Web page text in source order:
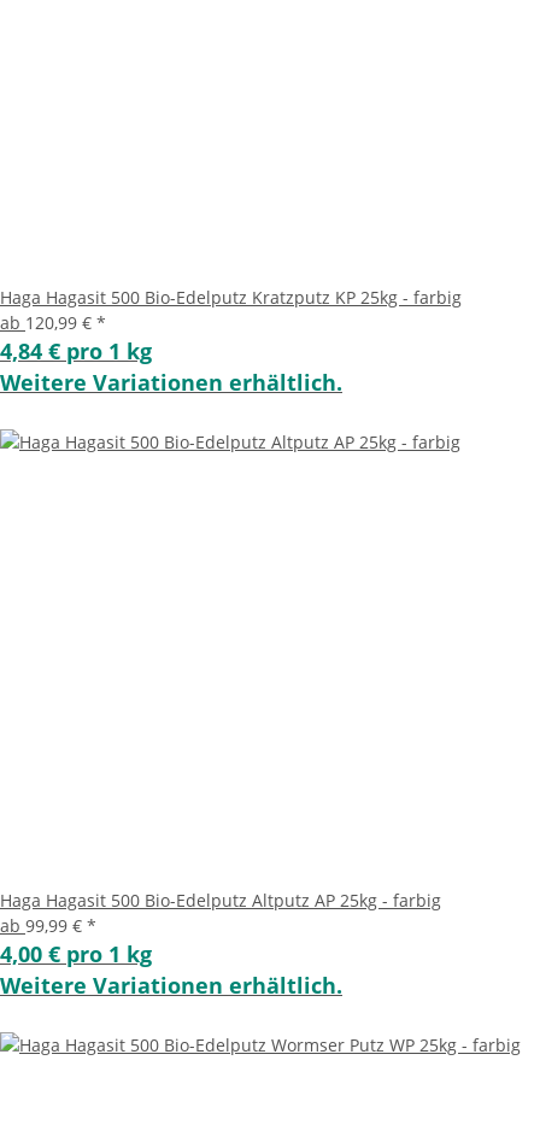
Haga Hagasit 500 Bio-Edelputz Kratzputz KP 25kg - farbig
ab 120,99 € *
4,84 € pro 1 kg
Weitere Variationen erhältlich.
Haga Hagasit 500 Bio-Edelputz Altputz AP 25kg - farbig
ab 99,99 € *
4,00 € pro 1 kg
Weitere Variationen erhältlich.